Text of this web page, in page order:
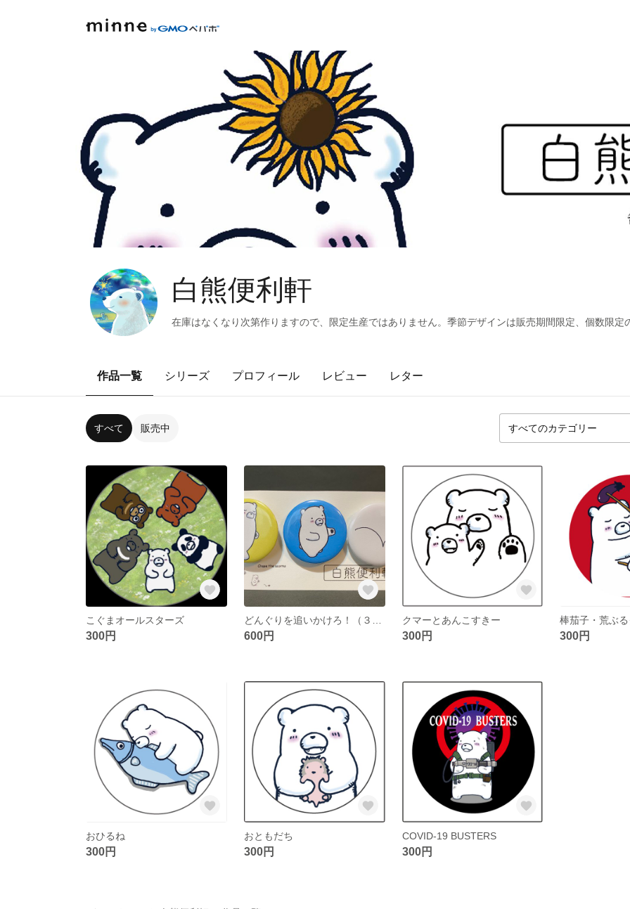
白熊便利軒
在庫はなくなり次第作りますので、限定生産ではありません。季節デザインは販売期間限定、個数限定
作品一覧 シリーズ プロフィール レビュー レター
すべて 販売中
こぐまオールスターズ
300円 600円
クマーとあんこすきー
300円
棒茄子・荒ぶ
300円
おひるね
300円
おともだち
300円
COVID-19 BUSTERS
300円